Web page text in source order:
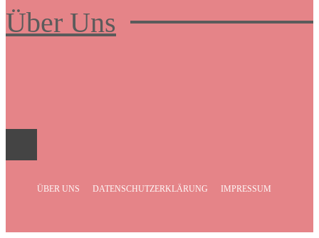
Über Uns
ÜBER UNS DATENSCHUTZERKLÄRUNG IMPRESSUM